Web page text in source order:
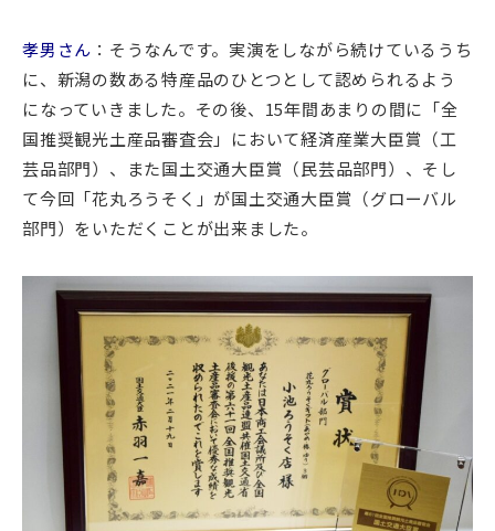
孝男さん ：そうなんです。実演をしながら続けているうち
に、新潟の数ある特産品のひとつとして認められるよう
になっていきました。その後、15年間あまりの間に「全
国推奨観光土産品審査会」において経済産業大臣賞（工
芸品部門）、また国土交通大臣賞（民芸品部門）、そし
て今回「花丸ろうそく」が国土交通大臣賞（グローバル
部門）をいただくことが出来ました。